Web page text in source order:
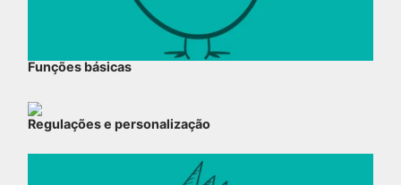
Funções básicas
Regulações e personalização